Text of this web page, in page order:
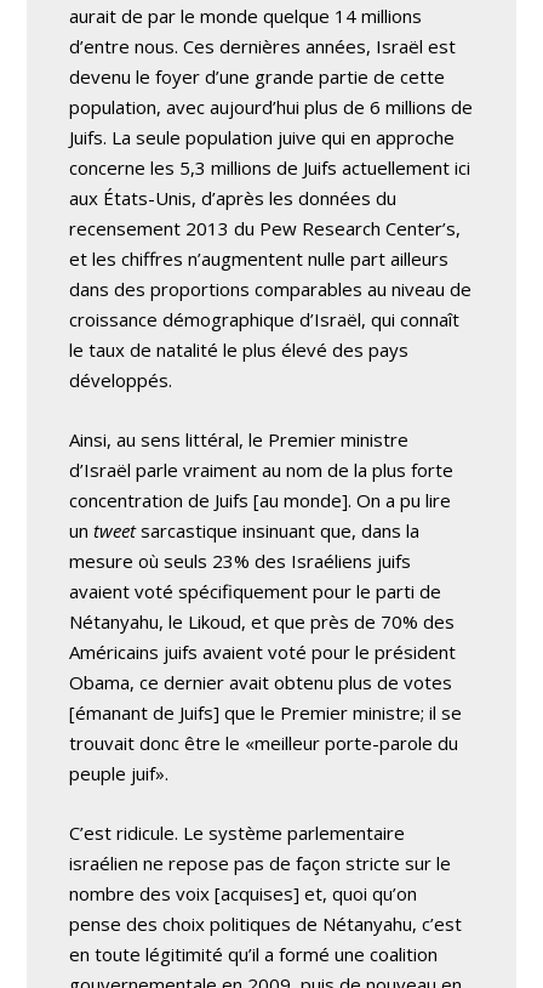
aurait de par le monde quelque 14 millions
d’entre nous. Ces dernières années, Israël est
devenu le foyer d’une grande partie de cette
population, avec aujourd’hui plus de 6 millions de
Juifs. La seule population juive qui en approche
concerne les 5,3 millions de Juifs actuellement ici
aux États-Unis, d’après les données du
recensement 2013 du Pew Research Center’s,
et les chiffres n’augmentent nulle part ailleurs
dans des proportions comparables au niveau de
croissance démographique d’Israël, qui connaît
le taux de natalité le plus élevé des pays
développés.
Ainsi, au sens littéral, le Premier ministre
d’Israël parle vraiment au nom de la plus forte
concentration de Juifs [au monde]. On a pu lire
untweetsarcastique insinuant que, dans la
mesure où seuls 23% des Israéliens juifs
avaient voté spécifiquement pour le parti de
Nétanyahu, le Likoud, et que près de 70% des
Américains juifs avaient voté pour le président
Obama, ce dernier avait obtenu plus de votes
[émanant de Juifs] que le Premier ministre; il se
trouvait donc être le «meilleur porte-parole du
peuple juif».
C’est ridicule. Le système parlementaire
israélien ne repose pas de façon stricte sur le
nombre des voix [acquises] et, quoi qu’on
pense des choix politiques de Nétanyahu, c’est
en toute légitimité qu’il a formé une coalition